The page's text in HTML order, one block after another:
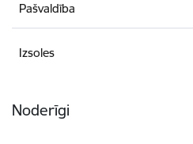
Pašvaldība
Izsoles
Noderīgi